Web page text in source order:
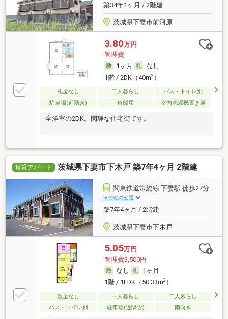
築34年1ヶ月 / 2階建
茨城県下妻市前河原
3.80万円
管理費-
1ヶ月
なし
1階 / 2DK（40m2）
礼金なし 二人暮らし
バス・トイレ別
駐車場(近隣含)
角部屋 室内洗濯機置き場
全洋室の2DK。閑静な住宅街です。
賃貸アパート 茨城県下妻市下木戸 築7年4ヶ月 2階建
関東鉄道常総線 下妻駅 徒歩27分
その他の交通
築7年4ヶ月 / 2階建
茨城県下妻市下木戸
5.05万円
管理費3,500円
なし
1ヶ月
1階 / 1LDK（50.33m2）
敷金なし 一人暮らし
二人暮らし
バス・トイレ別
駐車場(近隣含) 南向き